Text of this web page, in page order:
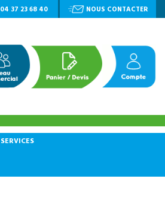
04 37 23 68 40 NOUS CONTACTER